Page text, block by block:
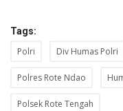
Tags:
Polri Div Humas Polri
Polres Rote Ndao
Polsek Rote Tengah